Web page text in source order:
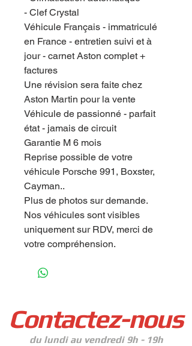
- Clef Crystal
Véhicule Français - immatriculé
en France - entretien suivi et à
jour - carnet Aston complet +
factures
Une révision sera faite chez
Aston Martin pour la vente
Véhicule de passionné - parfait
état - jamais de circuit
Garantie M 6 mois
Reprise possible de votre
véhicule Porsche 991, Boxster,
Cayman..
Plus de photos sur demande.
Nos véhicules sont visibles
uniquement sur RDV, merci de
votre compréhension.
Contactez-nous
du lundi au vendredi 9h - 19h